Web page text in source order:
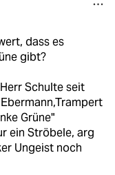
dass es
gibt?
Schulte seit
Grüne"
ein Ströbele, arg
Ungeist noch